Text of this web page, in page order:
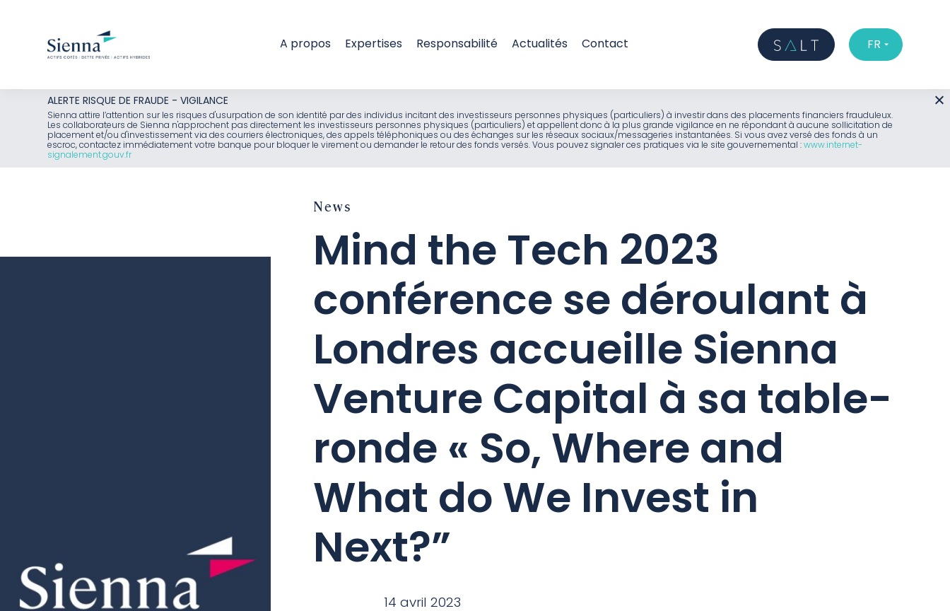
contenu
A propos Expertises Responsabilité Actualités Contact FR
ALERTE RISQUE DE FRAUDE - VIGILANCE
Sienna attire l’attention sur les risques d'usurpation de son identité par des individus incitant des investisseurs personnes physiques (particuliers) à investir dans des placements financiers frauduleux.
Les collaborateurs de Sienna n'approchent pas directement les investisseurs personnes physiques (particuliers) et appellent donc à la plus grande vigilance en ne répondant à aucune sollicitation de
placement et/ou d'investissement via des courriers électroniques, des appels téléphoniques ou des échanges sur les réseaux sociaux/messageries instantanées. Si vous avez versé des fonds à un
escroc, contactez immédiatement votre banque pour bloquer le virement ou demander le retour des fonds versés. Vous pouvez signaler ces pratiques via le site gouvernemental :www.internet-
signalement.gouv.fr
News
Mind the Tech 2023
conférence se déroulant à
Londres accueille Sienna
Venture Capital à sa table-
ronde « So, Where and
What do We Invest in
Next?”
14 avril 2023